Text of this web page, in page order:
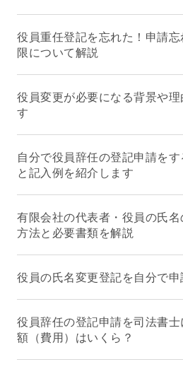
役員重任登記を忘れた！申請
限について解説
役員変更が必要になる背景や
す
自分で役員辞任の登記申請を
と記入例を紹介します
有限会社の代表者・役員の氏
方法と必要書類を解説
役員の氏名変更登記を自分で
役員辞任の登記申請を司法書
額（費用）はいくら？